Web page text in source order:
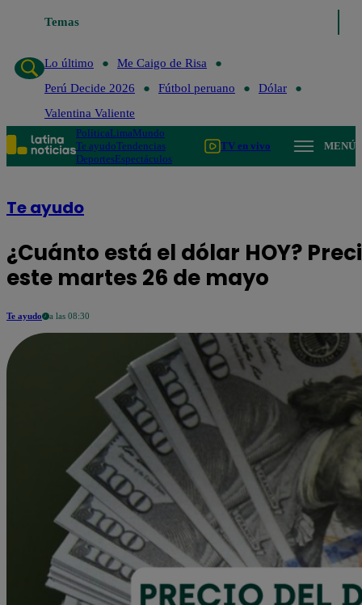
Temas
Lo último
Me Caigo de Risa
Perú Decide 2026
Fútbol peruano
Dólar
Valentina Valiente
PolíticaLimaMundo
Te ayudoTendencias
DeportesEspectáculos
TV en vivo MENÚ
Te ayudo
¿Cuánto está el dólar HOY?
este martes 26 de mayo
Te ayudo a las 08:30